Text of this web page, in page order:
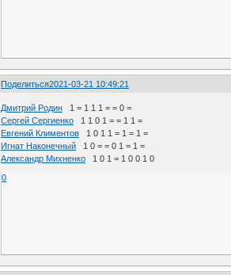
Поделиться2021-03-21 10:49:21
Дмитрий Родин 1 = 1 1 1 = = 0 =
Сергей Сергиенко 1 1 0 1 = = 1 1 =
Евгений Климентов 1 0 1 1 = 1 = 1 =
Игнат Наконечный 1 0 = = 0 1 = 1 =
Александр Михненко 1 0 1 = 1 0 0 1 0
0